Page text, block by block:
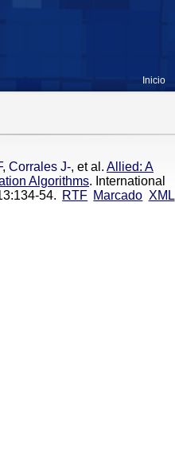
Inicio
, Corrales J-, et al. Allied: A
Algorithms. International
54. RTF Marcado XML